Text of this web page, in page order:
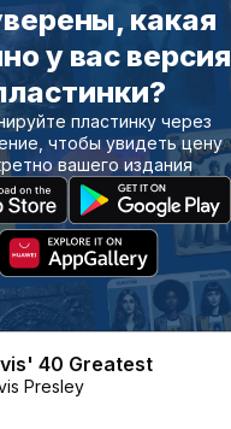
какая
у вас версия
пластинку через
чтобы увидеть цену
вашего издания
40 Greatest
Presley